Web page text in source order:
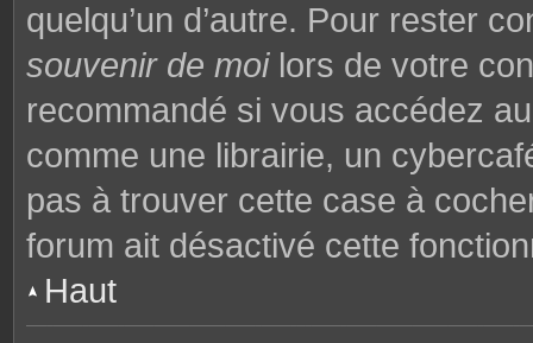
quelqu’un d’autre. Pour rester
souvenir de moilors de votre
recommandé si vous accédez
comme une librairie, un
pas à trouver cette case à
forum ait désactivé cette
Haut